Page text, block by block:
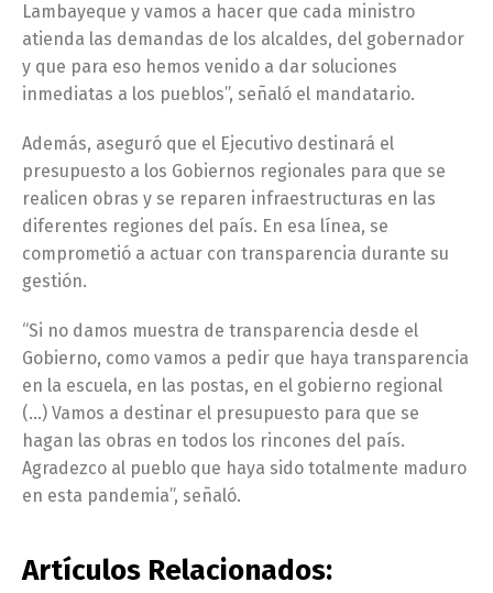
Lambayeque y vamos a hacer que cada ministro
atienda las demandas de los alcaldes, del gobernador
y que para eso hemos venido a dar soluciones
inmediatas a los pueblos”, señaló el mandatario.
Además, aseguró que el Ejecutivo destinará el
presupuesto a los Gobiernos regionales para que se
realicen obras y se reparen infraestructuras en las
diferentes regiones del país. En esa línea, se
comprometió a actuar con transparencia durante su
gestión.
“Si no damos muestra de transparencia desde el
Gobierno, como vamos a pedir que haya transparencia
en la escuela, en las postas, en el gobierno regional
(…) Vamos a destinar el presupuesto para que se
hagan las obras en todos los rincones del país.
Agradezco al pueblo que haya sido totalmente maduro
en esta pandemia”, señaló.
Artículos Relacionados: